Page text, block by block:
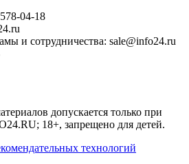
04-18
и сотрудничества: sale@info24.ru
допускается только при
18+, запрещено для детей.
технологий